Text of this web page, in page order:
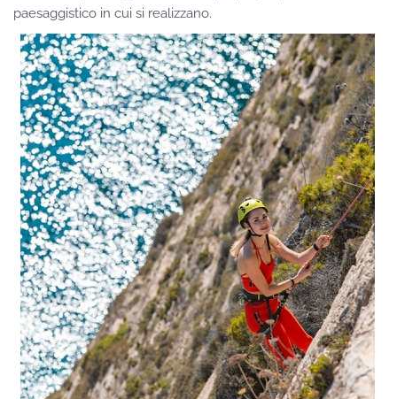
paesaggistico in cui si realizzano.